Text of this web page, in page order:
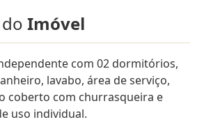
Imóvel
com 02 dormitórios,
lavabo, área de serviço,
coberto com churrasqueira e
uso individual.